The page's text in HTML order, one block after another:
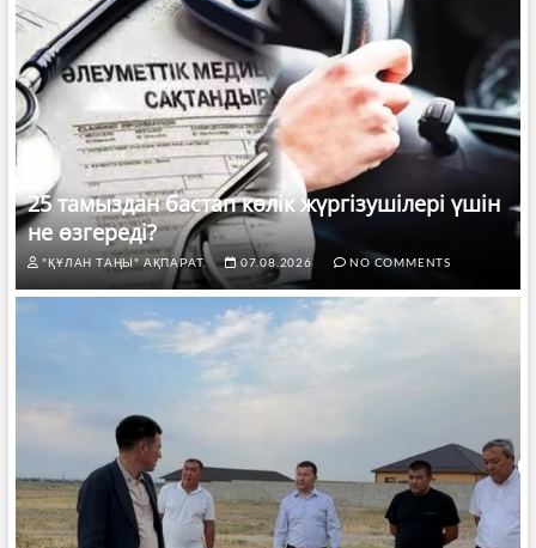
25 тамыздан бастап көлік жүргізушілері үшін
не өзгереді?
"ҚҰЛАН ТАҢЫ" АҚПАРАТ. 07.08.2026 NO COMMENTS